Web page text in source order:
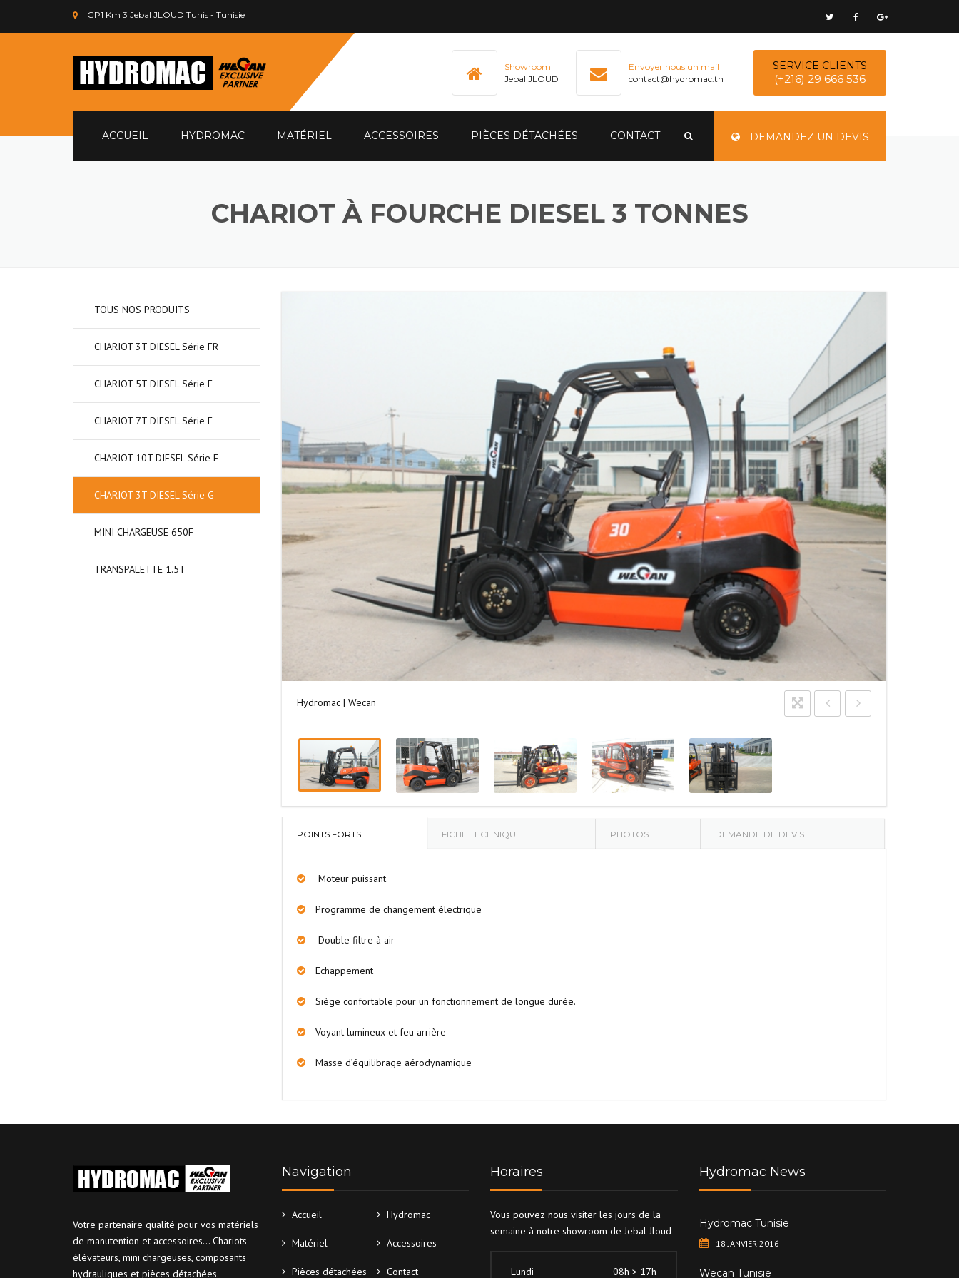
GP1 Km 3 Jebal JLOUD Tunis - Tunisie
Showroom
Jebal JLOUD
Envoyer nous un mail
contact@hydromac.tn
SERVICE CLIENTS
(+216) 29 666 536
ACCUEIL HYDROMAC MATÉRIEL ACCESSOIRES PIÈCES DÉTACHÉES CONTACT DEMANDEZ UN DEVIS
CHARIOT À FOURCHE DIESEL 3 TONNES
TOUS NOS PRODUITS
CHARIOT 3T DIESEL Série FR
CHARIOT 5T DIESEL Série F
CHARIOT 7T DIESEL Série F
CHARIOT 10T DIESEL Série F
CHARIOT 3T DIESEL Série G
MINI CHARGEUSE 650F
TRANSPALETTE 1.5T
Hydromac | Wecan
POINTS FORTS FICHE TECHNIQUE PHOTOS DEMANDE DE DEVIS
Moteur puissant
Programme de changement électrique
Double filtre à air
Echappement
Siège confortable pour un fonctionnement de longue durée.
Voyant lumineux et feu arrière
Masse d’équilibrage aérodynamique
Votre partenaire qualité pour vos matériels
de manutention et accessoires... Chariots
élévateurs, mini chargeuses, composants
hydrauliques et pièces détachées.
Navigation
Accueil Hydromac
Matériel Accessoires
Pièces détachées Contact
Horaires
Vous pouvez nous visiter les jours de la
semaine à notre showroom de Jebal Jloud
Lundi 08h > 17h
Hydromac News
Hydromac Tunisie
18 JANVIER 2016
Wecan Tunisie